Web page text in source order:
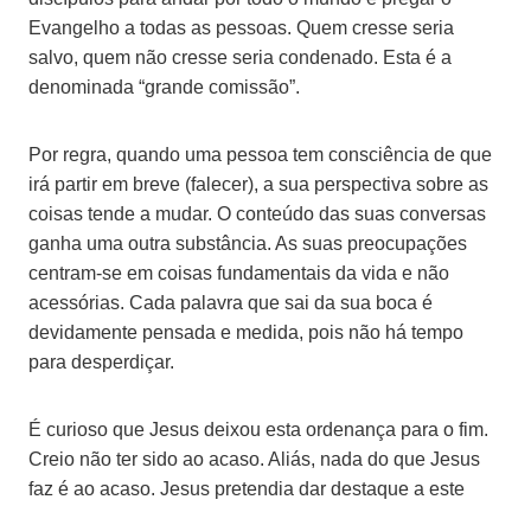
Evangelho a todas as pessoas. Quem cresse seria
salvo, quem não cresse seria condenado. Esta é a
denominada “grande comissão”.
Por regra, quando uma pessoa tem consciência de que
irá partir em breve (falecer), a sua perspectiva sobre as
coisas tende a mudar. O conteúdo das suas conversas
ganha uma outra substância. As suas preocupações
centram-se em coisas fundamentais da vida e não
acessórias. Cada palavra que sai da sua boca é
devidamente pensada e medida, pois não há tempo
para desperdiçar.
É curioso que Jesus deixou esta ordenança para o fim.
Creio não ter sido ao acaso. Aliás, nada do que Jesus
faz é ao acaso. Jesus pretendia dar destaque a este